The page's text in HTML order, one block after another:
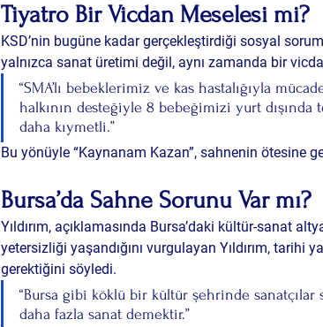
Tiyatro Bir Vicdan Meselesi mi?
KSD’nin bugüne kadar gerçekleştirdiği sosyal
yalnızca sanat üretimi değil, aynı zamanda bir
“SMA’lı bebeklerimiz ve kas hastalığıyla
halkının desteğiyle 8 bebeğimizi yurt
daha kıymetli.”
Bu yönüyle “Kaynanam Kazan”, sahnenin ötesine
Bursa’da Sahne Sorunu Var mı?
Yıldırım, açıklamasında Bursa’daki kültür-sanat
yetersizliği yaşandığını vurgulayan Yıldırım, tarihi
gerektiğini söyledi.
“Bursa gibi köklü bir kültür şehrinde sanatçılar
daha fazla sanat demektir.”